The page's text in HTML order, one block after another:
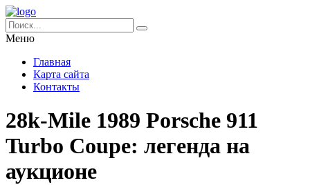
Меню
Главная
Карта сайта
Контакты
28k-Mile 1989 Porsche 911
Turbo Coupe: легенда на
аукционе